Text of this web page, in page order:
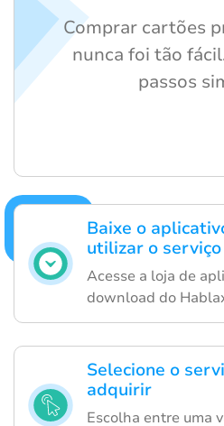
Baixe o
utilizar o serviço
Acesse a loja de
download do
Selecione o
adquirir
Escolha entre uma
Comprar cartões
nunca foi tão
passos